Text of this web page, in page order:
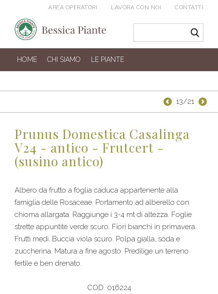
AREA OPERATORI LAVORA CON NOI CONTATTI
HOME CHI SIAMO LE PIANTE
13/21
Prunus Domestica Casalinga
V24 - antico - Frutcert -
(susino antico)
Albero da frutto a foglia caduca appartenente alla
famiglia delle Rosaceae. Portamento ad alberello con
chioma allargata. Raggiunge i 3-4 mt di altezza. Foglie
strette appuntite verde scuro. Fiori bianchi in primavera.
Frutti medi. Buccia viola scuro. Polpa gialla, soda e
zuccherina. Matura a fine agosto. Predilige un terreno
fertile e ben drenato.
COD. 016224